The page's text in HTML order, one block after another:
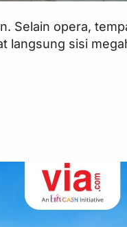
Selain opera,
langsung sisi